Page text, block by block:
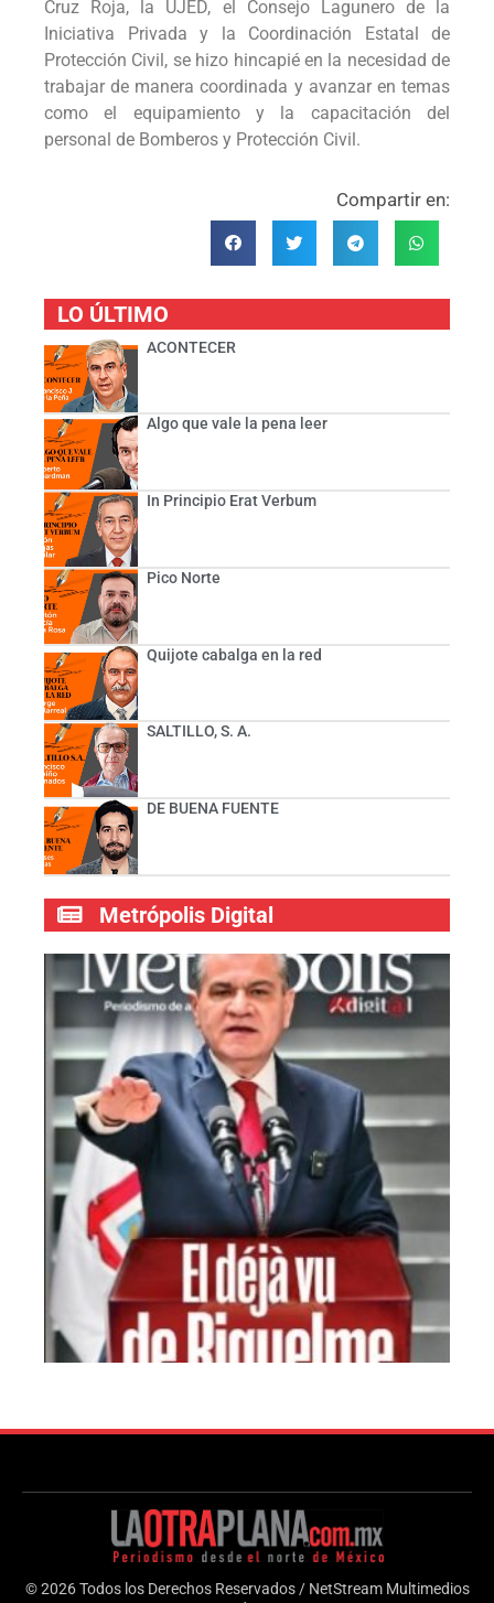
Cruz Roja, la UJED, el Consejo Lagunero de la
Iniciativa Privada y la Coordinación Estatal de
Protección Civil, se hizo hincapié en la necesidad de
trabajar de manera coordinada y avanzar en temas
como el equipamiento y la capacitación del
personal de Bomberos y Protección Civil.
Compartir en:
LO ÚLTIMO
ACONTECER
Algo que vale la pena leer
In Principio Erat Verbum
Pico Norte
Quijote cabalga en la red
SALTILLO, S. A.
DE BUENA FUENTE
Metrópolis Digital
© 2026 Todos los Derechos Reservados / NetStream Multimedios